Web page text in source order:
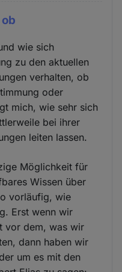
wie sich
zu den aktuellen
verhalten, ob
oder
mich, wie sehr sich
bei ihrer
leiten lassen.
Möglichkeit für
Wissen über
vorläufig, wie
Erst wenn wir
vor dem, was wir
dann haben wir
um es mit den